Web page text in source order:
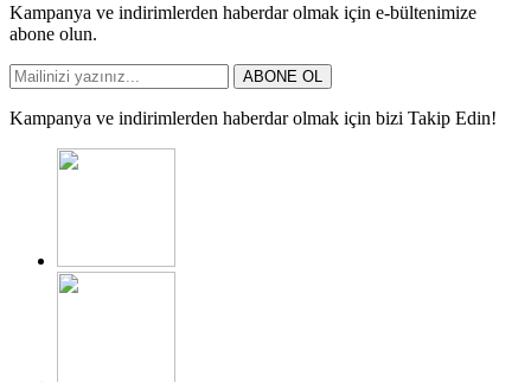
Kampanya ve indirimlerden haberdar olmak için e-bültenimize
abone olun.
ABONE OL
Kampanya ve indirimlerden haberdar olmak için bizi Takip Edin!